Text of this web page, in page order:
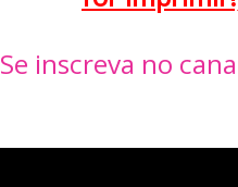
Se inscreva no